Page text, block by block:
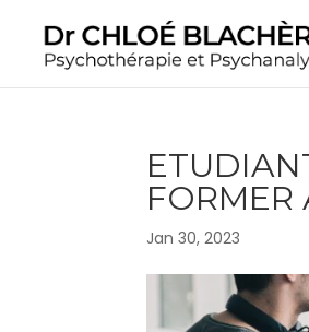
FORMER
Jan 30, 2023